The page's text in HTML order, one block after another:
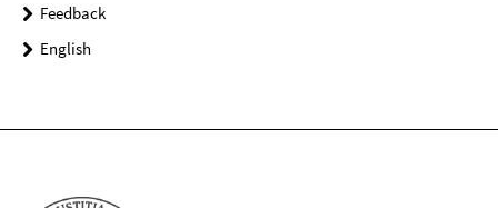
Feedback
English